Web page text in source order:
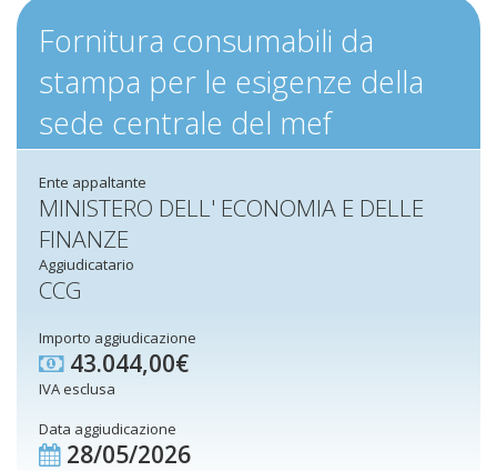
Fornitura consumabili da
stampa per le esigenze della
sede centrale del mef
Ente appaltante
MINISTERO DELL' ECONOMIA E DELLE
FINANZE
Aggiudicatario
CCG
Importo aggiudicazione
43.044,00€
IVA esclusa
Data aggiudicazione
28/05/2026